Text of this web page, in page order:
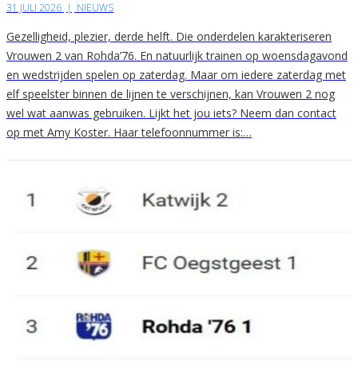
31 JULI 2026 | NIEUWS
Gezelligheid, plezier, derde helft. Die onderdelen karakteriseren
Vrouwen 2 van Rohda’76. En natuurlijk trainen op woensdagavond
en wedstrijden spelen op zaterdag. Maar om iedere zaterdag met
elf speelster binnen de lijnen te verschijnen, kan Vrouwen 2 nog
wel wat aanwas gebruiken. Lijkt het jou iets? Neem dan contact
op met Amy Koster. Haar telefoonnummer is:…